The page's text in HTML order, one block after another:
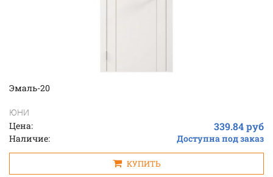
Эмаль-20
ЮНИ
Цена: 339.84 руб
Наличие: Доступна под заказ
КУПИТЬ